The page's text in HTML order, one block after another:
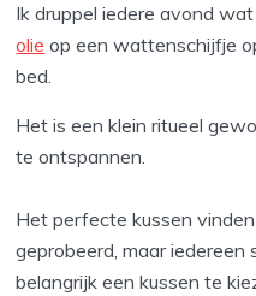
Ik druppel iedere avond
olie op een wattenschijfje
bed.
Het is een klein ritueel
te ontspannen.
Het perfecte kussen
geprobeerd, maar
belangrijk een kussen te